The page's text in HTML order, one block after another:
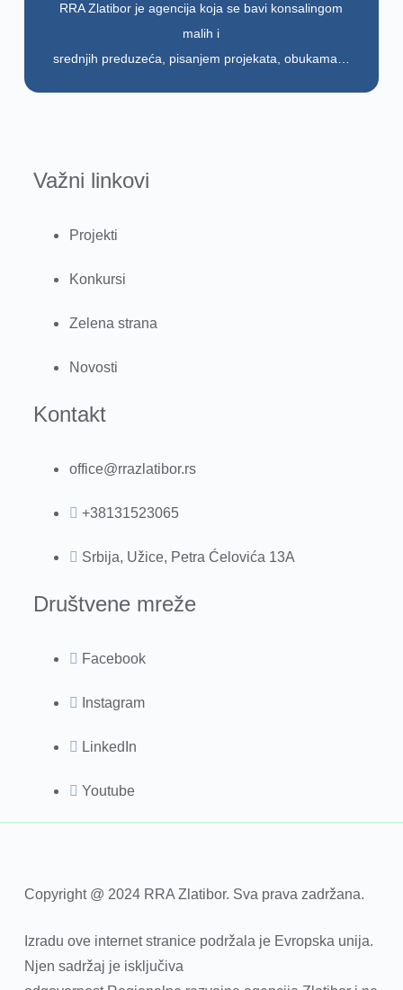
RRA Zlatibor je agencija koja se bavi konsalingom
malih i
srednjih preduzeća, pisanjem projekata, obukama…
Važni linkovi
Projekti
Konkursi
Zelena strana
Novosti
Kontakt
office@rrazlatibor.rs
+38131523065
Srbija, Užice, Petra Ćelovića 13A
Društvene mreže
Facebook
Instagram
LinkedIn
Youtube
Copyright @ 2024 RRA Zlatibor. Sva prava zadržana.
Izradu ove internet stranice podržala je Evropska unija.
Njen sadržaj je isključiva